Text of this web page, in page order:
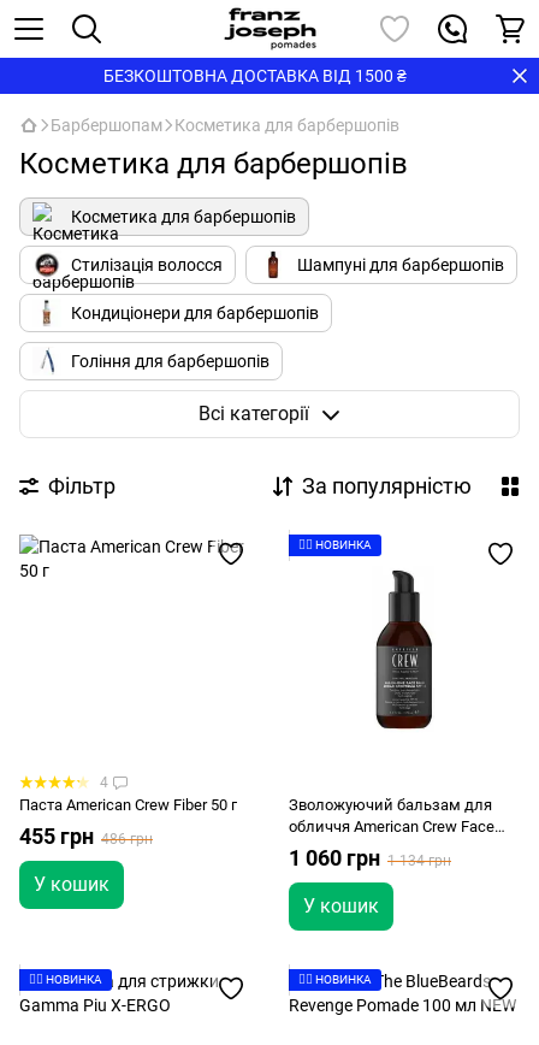
БЕЗКОШТОВНА ДОСТАВКА ВІД 1500 ₴
Барбершопам Косметика для барбершопів
Косметика для барбершопів
Косметика для барбершопів
Стилізація волосся Шампуні для барбершопів
Кондиціонери для барбершопів
Гоління для барбершопів
Корисне для барбершопів
Всі категорії
Фільтр За популярністю
4
Паста American Crew Fiber 50 г
455 грн 486 грн
У кошик
👉🏻 НОВИНКА
Зволожуючий бальзам для
обличчя American Crew Face
Balm SPF15 170 мл
1 060 грн 1 134 грн
У кошик
👉🏻 НОВИНКА 👉🏻 НОВИНКА